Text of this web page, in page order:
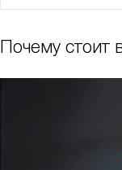
Почему стоит